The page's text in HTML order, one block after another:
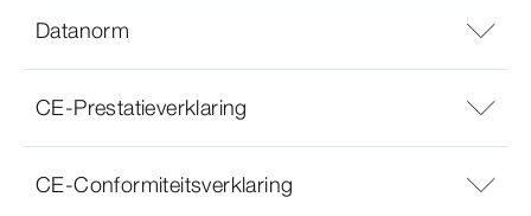
Datanorm
CE-Prestatieverklaring
CE-Conformiteitsverklaring